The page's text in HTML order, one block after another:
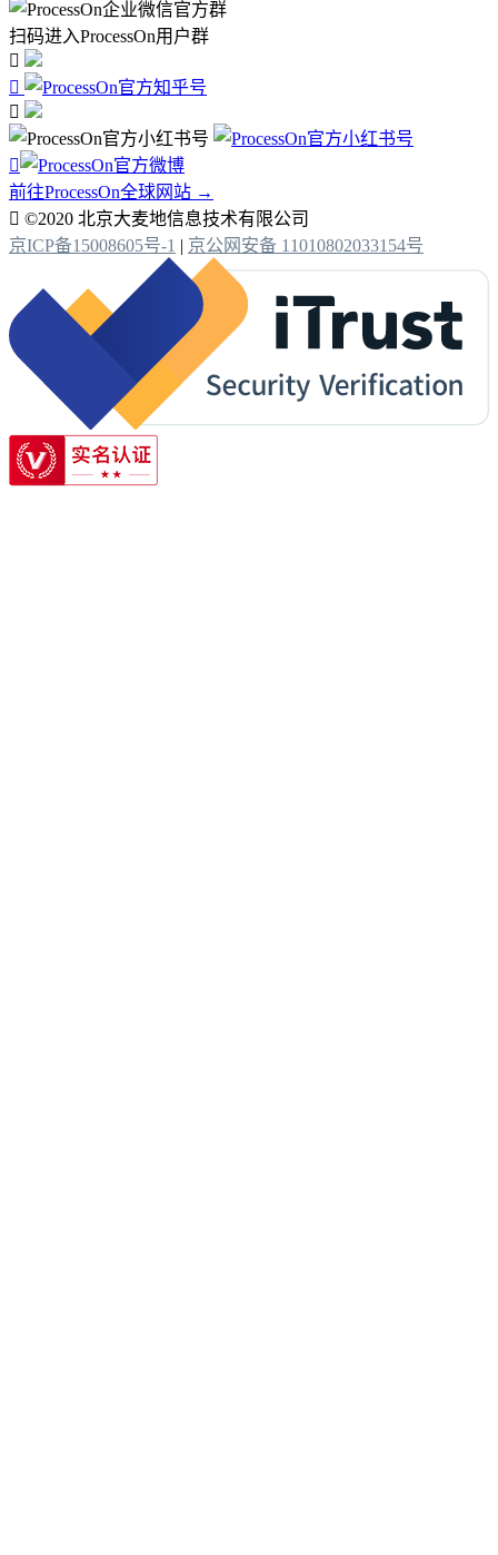
扫码进入ProcessOn用户群




前往ProcessOn全球网站 →
 ©2020 北京大麦地信息技术有限公司
京ICP备15008605号-1 | 京公网安备 11010802033154号